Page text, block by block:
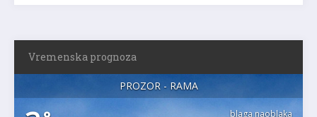
Vremenska prognoza
PROZOR - RAMA
blaga naoblaka